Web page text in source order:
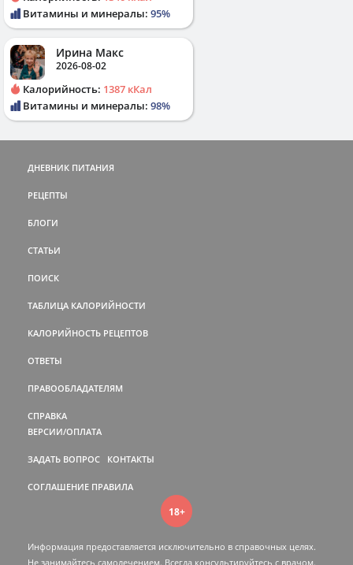
Витамины и минералы: 95%
Ирина Макс
2026-08-02
Калорийность: 1387 кКал
Витамины и минералы: 98%
ДНЕВНИК ПИТАНИЯ
РЕЦЕПТЫ
БЛОГИ
СТАТЬИ
ПОИСК
ТАБЛИЦА КАЛОРИЙНОСТИ
КАЛОРИЙНОСТЬ РЕЦЕПТОВ
ОТВЕТЫ
ПРАВООБЛАДАТЕЛЯМ
СПРАВКА
ВЕРСИИ/ОПЛАТА
ЗАДАТЬ ВОПРОС КОНТАКТЫ
СОГЛАШЕНИЕ ПРАВИЛА
18+
Информация предоставляется исключительно в справочных целях.
Не занимайтесь самолечением. Всегда консультируйтесь c врачом.